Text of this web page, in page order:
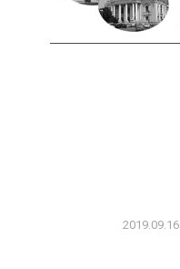
2019.09.16